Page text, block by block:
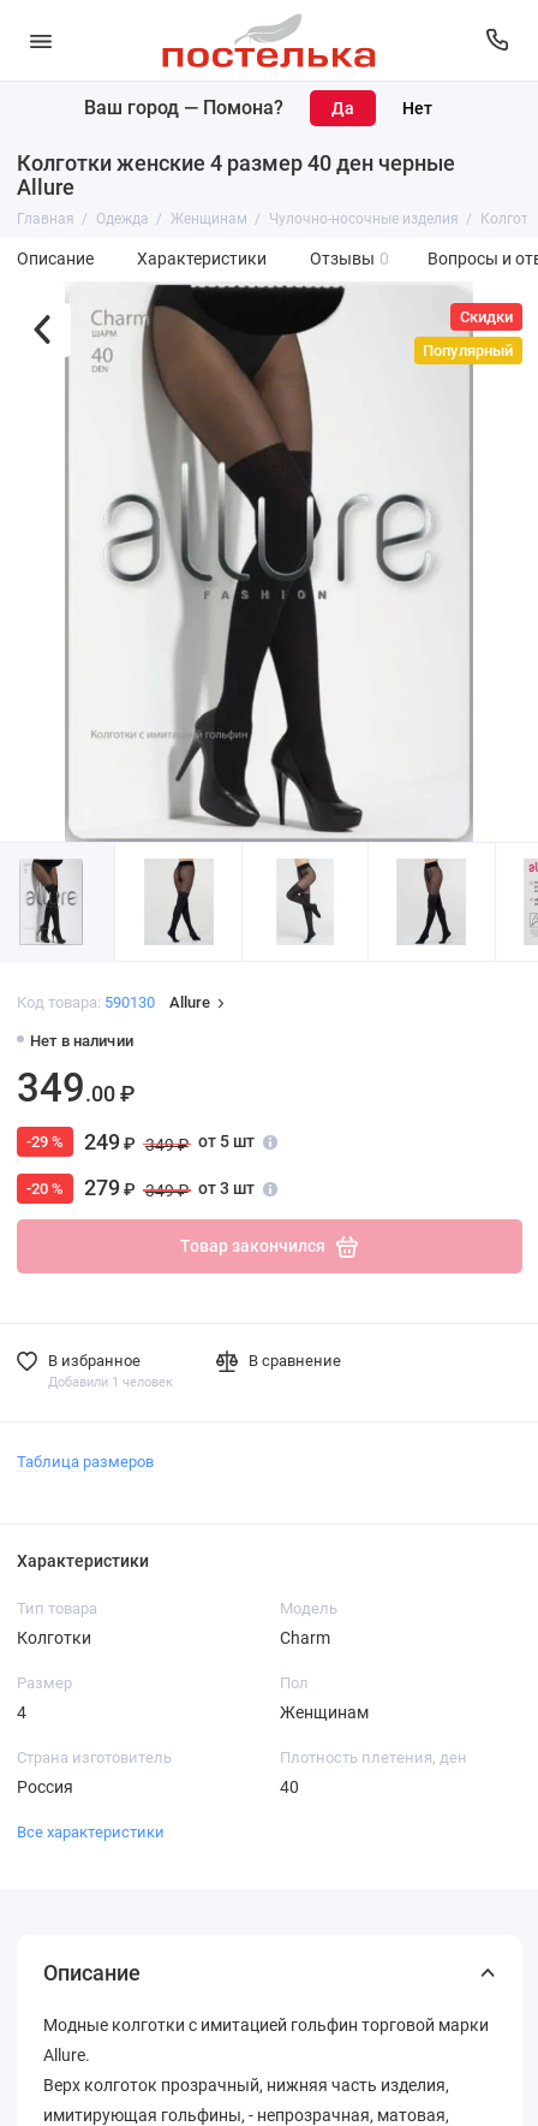
Ваш город — Помона?
Колготки женские 4 размер 40 ден черные
Allure
Главная Одежда Женщинам Чулочно-носочные изделия
Описание Характеристики Отзывы 0 Вопросы и
Скидки
Популярный
Код товара: 590130 Allure
Нет в наличии
349.00 ₽
-29 % 249₽ 349 ₽ от 5 шт
-20 % 279₽ 349 ₽ от 3 шт
Товар закончился
В избранное
Добавили 1 человек
В сравнение
Таблица размеров
Характеристики
Тип товара
Колготки
Модель
Charm
Размер
4
Пол
Женщинам
Страна изготовитель
Россия
Плотность плетения, ден
40
Все характеристики
Описание
Модные колготки с имитацией гольфин торговой марки
Allure.
Верх колготок прозрачный, нижняя часть изделия,
имитирующая гольфины, - непрозрачная, матовая,